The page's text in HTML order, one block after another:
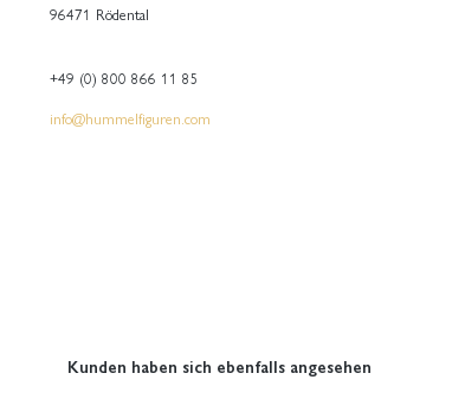
96471 Rödental
+49 (0) 800 866 11 85
info@hummelfiguren.com
Kunden haben sich ebenfalls angesehen